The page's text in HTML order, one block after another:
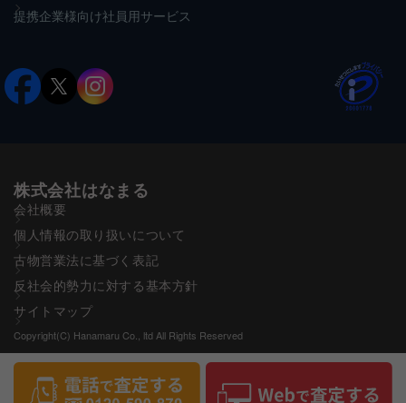
提携企業様向け社員用サービス
株式会社はなまる
会社概要
個人情報の取り扱いについて
古物営業法に基づく表記
反社会的勢力に対する基本方針
サイトマップ
Copyright(C) Hanamaru Co., ltd All Rights Reserved